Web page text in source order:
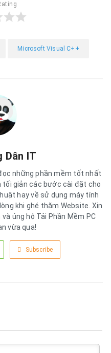
Microsoft Visual C++
Dân IT
những phần mềm tốt nhất
giản các bước cài đặt cho
hay về sử dụng máy tính
khi ghé thăm Website. Xin
ủng hộ Tải Phần Mềm PC
vừa qua!
Subscribe